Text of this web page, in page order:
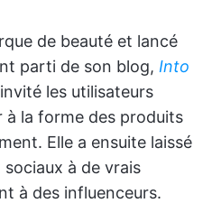
de beauté et lancé
parti de son blog, Into
les utilisateurs
la forme des produits
Elle a ensuite laissé
sociaux à de vrais
à des influenceurs.